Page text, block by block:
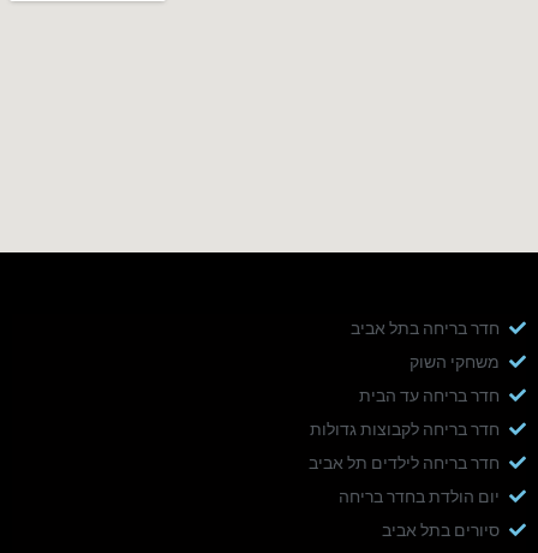
חדר בריחה בתל אביב
משחקי השוק
חדר בריחה עד הבית
חדר בריחה לקבוצות גדולות
חדר בריחה לילדים תל אביב
יום הולדת בחדר בריחה
סיורים בתל אביב